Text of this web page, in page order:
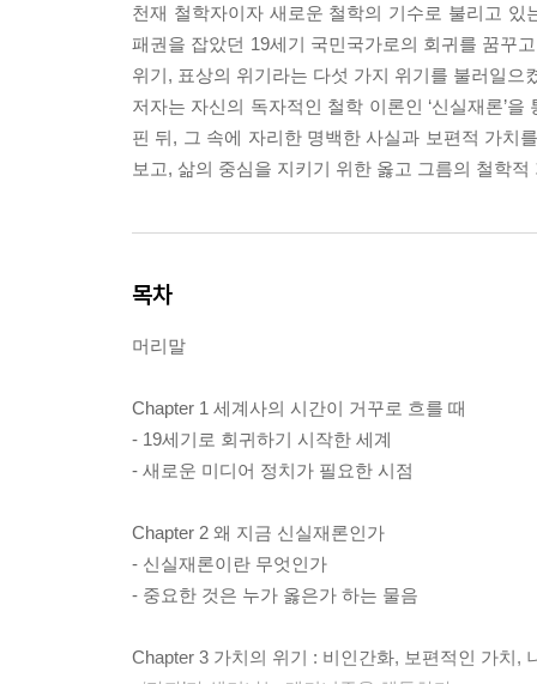
천재 철학자이자 새로운 철학의 기수로 불리고 있
패권을 잡았던 19세기 국민국가로의 회귀를 꿈꾸
위기, 표상의 위기라는 다섯 가지 위기를 불러일으
저자는 자신의 독자적인 철학 이론인 ‘신실재론’
핀 뒤, 그 속에 자리한 명백한 사실과 보편적 가치
보고, 삶의 중심을 지키기 위한 옳고 그름의 철학
목차
머리말
Chapter 1 세계사의 시간이 거꾸로 흐를 때
- 19세기로 회귀하기 시작한 세계
- 새로운 미디어 정치가 필요한 시점
Chapter 2 왜 지금 신실재론인가
- 신실재론이란 무엇인가
- 중요한 것은 누가 옳은가 하는 물음
Chapter 3 가치의 위기 : 비인간화, 보편적인 가치,